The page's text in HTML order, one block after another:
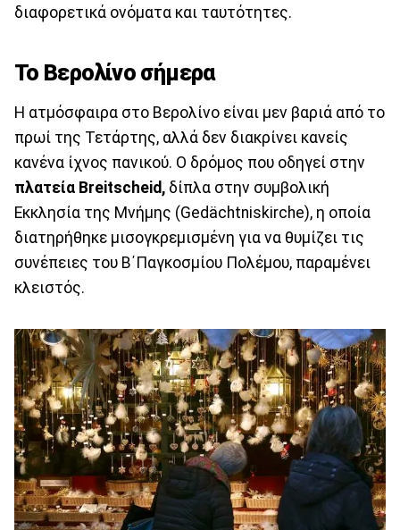
διαφορετικά ονόματα και ταυτότητες.
Το Βερολίνο σήμερα
Η ατμόσφαιρα στο Βερολίνο είναι μεν βαριά από το
πρωί της Τετάρτης, αλλά δεν διακρίνει κανείς
κανένα ίχνος πανικού. Ο δρόμος που οδηγεί στην
πλατεία Breitscheid, δίπλα στην συμβολική
Εκκλησία της Μνήμης (Gedächtniskirche), η οποία
διατηρήθηκε μισογκρεμισμένη για να θυμίζει τις
συνέπειες του Β΄Παγκοσμίου Πολέμου, παραμένει
κλειστός.